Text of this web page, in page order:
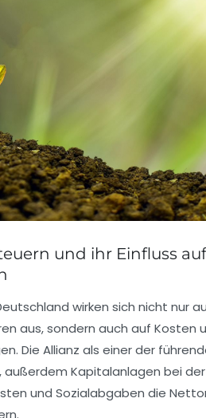
und ihr Einfluss
wirken sich nicht nur
aus, sondern auch auf Kosten
Die Allianz als einer der
außerdem Kapitalanlagen bei der
und Sozialabgaben die